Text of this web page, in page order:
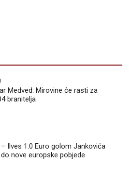
Medved: Mirovine će rasti za
branitelja
– Ilves 1:0 Euro golom Jankovića
do nove europske pobjede